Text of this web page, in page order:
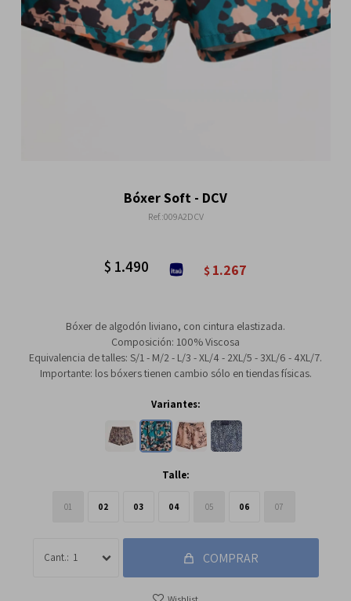
Bóxer Soft - DCV
009A2DCV
$ 1.490 $1.267
Bóxer de algodón liviano, con cintura elastizada.
Composición: 100% Viscosa
Equivalencia de talles: S/1 - M/2 - L/3 - XL/4 - 2XL/5 - 3XL/6 - 4XL/7.
Importante: los bóxers tienen cambio sólo en tiendas físicas.
Variantes:
Talle:
01 02 03 04 05 06 07
1 COMPRAR